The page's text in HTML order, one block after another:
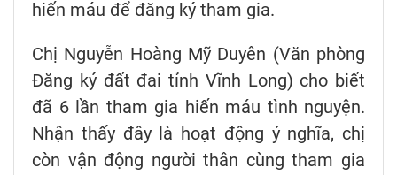
hiến máu để đăng ký tham gia.
Chị Nguyễn Hoàng Mỹ Duyên (Văn phòng
Đăng ký đất đai tỉnh Vĩnh Long) cho biết
đã 6 lần tham gia hiến máu tình nguyện.
Nhận thấy đây là hoạt động ý nghĩa, chị
còn vận động người thân cùng tham gia